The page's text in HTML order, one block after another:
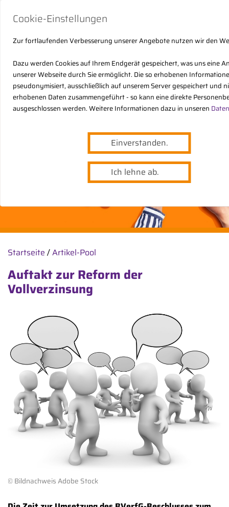
Cookie-Einstellungen
Zur fortlaufenden Verbesserung unserer Angebote nutzen wir den
Dazu werden Cookies auf Ihrem Endgerät gespeichert, was uns eine
unserer Webseite durch Sie ermöglicht. Die so erhobenen
pseudonymisiert, ausschließlich auf unserem Server gespeichert und
erhobenen Daten zusammengeführt - so kann eine direkte
ausgeschlossen werden. Weitere Informationen dazu in unseren
Einverstanden.
Ich lehne ab.
Startseite /Artikel-Pool
Auftakt zur Reform der
Vollverzinsung
© Bildnachweis Adobe Stock